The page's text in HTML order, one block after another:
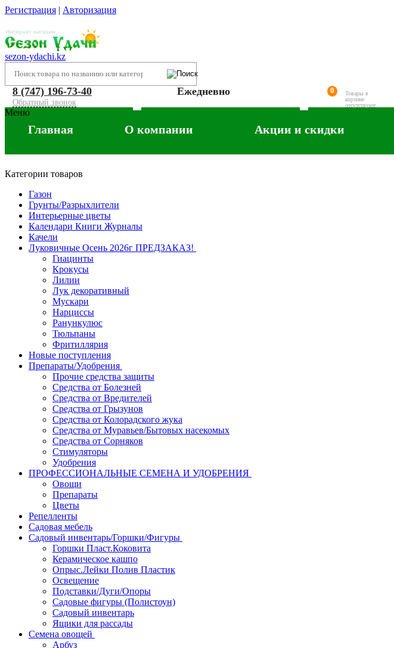
Регистрация | Авторизация
sezon-ydachi.kz
8 (747) 196-73-40
Обратный звонок
Ежедневно 0
Товары в
корзине
отсутствуют
Меню
Главная О компании Акции и скидки
Категории товаров
Газон
Грунты/Разрыхлители
Интерьерные цветы
Календари Книги Журналы
Качели
Луковичные Осень 2026г ПРЕДЗАКАЗ!
Гиацинты
Крокусы
Лилии
Лук декоративный
Мускари
Нарциссы
Ранункулюс
Тюльпаны
Фритиллярия
Новые поступления
Препараты/Удобрения
Прочие средства защиты
Средства от Болезней
Средства от Вредителей
Средства от Грызунов
Средства от Колорадского жука
Средства от Муравьев/Бытовых насекомых
Средства от Сорняков
Стимуляторы
Удобрения
ПРОФЕССИОНАЛЬНЫЕ СЕМЕНА И УДОБРЕНИЯ
Овощи
Препараты
Цветы
Репелленты
Садовая мебель
Садовый инвентарь/Горшки/Фигуры
Горшки Пласт.Коковита
Керамическое кашпо
Опрыс.Лейки Полив Пластик
Освещение
Подставки/Дуги/Опоры
Садовые фигуры (Полистоун)
Садовый инвентарь
Ящики для рассады
Семена овощей
Арбуз